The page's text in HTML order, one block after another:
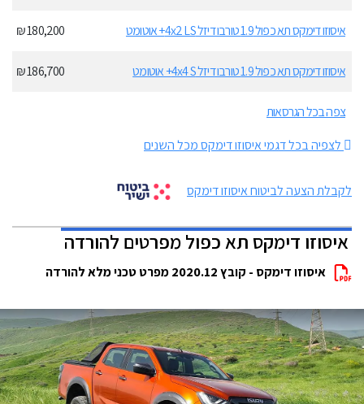
איסוזו דימקס תא כפול 1.9 טורבו דיזל 4x2 LS+ אוטומט 180,200 ₪
איסוזו דימקס תא כפול 1.9 טורבו דיזל 4x4 S+ אוטומט 186,700 ₪
צפה בכל הגרסאות
לצפיה בכל דגמי איסוזו דימקס מכל השנים
לקבלת הצעה לביטוח איסוזו דימקס
איסוזו דימקס תא כפול מפרטים להורדה
איסוזו דימקס - קובץ 2020.12 מפרט טכני מלא להורדה